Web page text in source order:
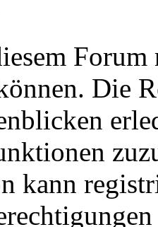
Die
kann